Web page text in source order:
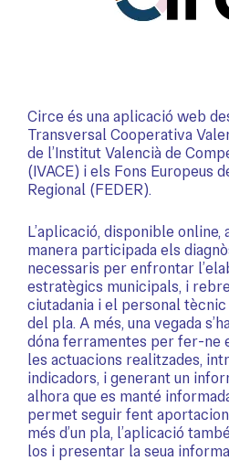
Circe és una aplicació web
Transversal Cooperativa
de l’Institut Valencià de
(IVACE) i els Fons Europeus
Regional (FEDER).
L’aplicació, disponible online,
manera participada els
necessaris per enfrontar
estratègics municipals, i
ciutadania i el personal tècnic
del pla. A més, una vegada
dóna ferramentes per fer-ne
les actuacions realitzades,
indicadors, i generant un
alhora que es manté
permet seguir fent
més d’un pla, l’aplicació
los i presentar la seua